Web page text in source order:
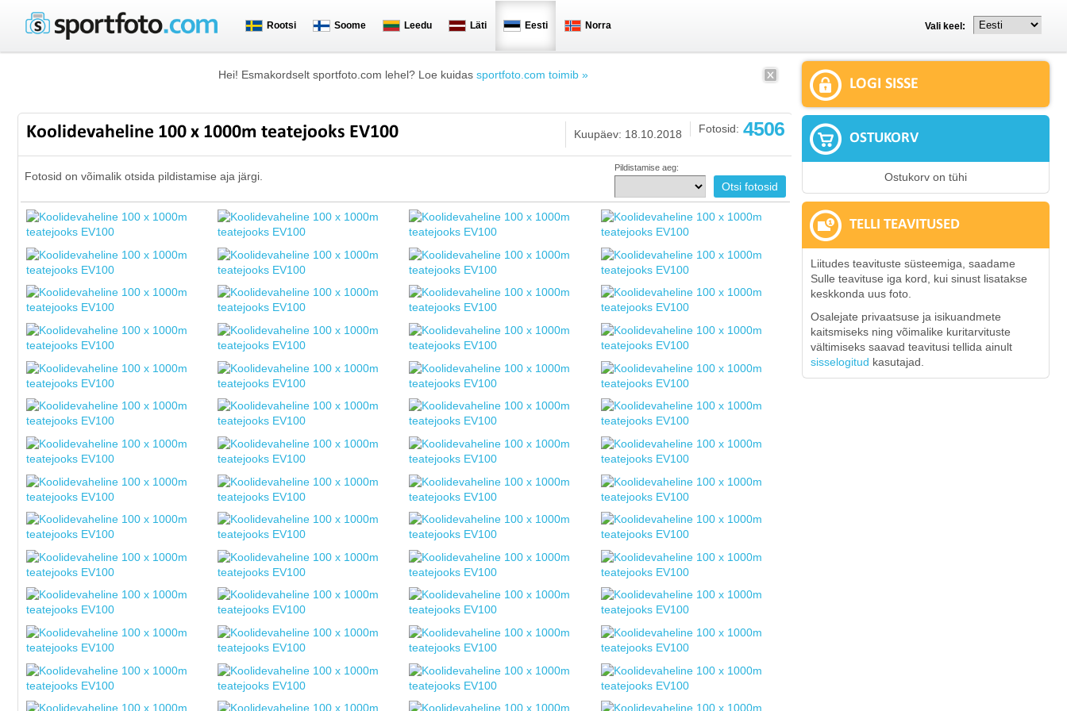
Rootsi Soome Leedu Läti Eesti Norra Vali keel:
Hei! Esmakordselt sportfoto.com lehel? Loe kuidas sportfoto.com toimib »
Koolidevaheline 100 x 1000m teatejooks EV100 Fotosid: 4506
Kuupäev: 18.10.2018
Fotosid on võimalik otsida pildistamise aja järgi.
Pildistamise aeg:
LOGI SISSE
OSTUKORV
Ostukorv on tühi
TELLI TEAVITUSED
Liitudes teavituste süsteemiga, saadame
Sulle teavituse iga kord, kui sinust lisatakse
keskkonda uus foto.
Osalejate privaatsuse ja isikuandmete
kaitsmiseks ning võimalike kuritarvituste
vältimiseks saavad teavitusi tellida ainult
sisselogitud kasutajad.